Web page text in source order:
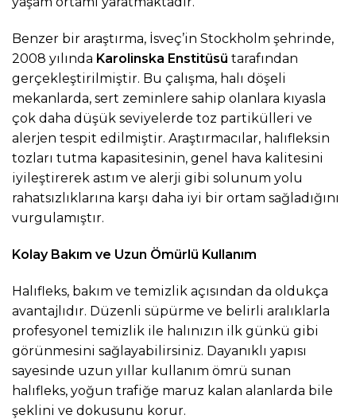
Benzer bir araştırma, İsveç’in Stockholm şehrinde,
2008 yılında Karolinska Enstitüsü tarafından
gerçekleştirilmiştir. Bu çalışma, halı döşeli
mekanlarda, sert zeminlere sahip olanlara kıyasla
çok daha düşük seviyelerde toz partikülleri ve
alerjen tespit edilmiştir. Araştırmacılar, halıfleksin
tozları tutma kapasitesinin, genel hava kalitesini
iyileştirerek astım ve alerji gibi solunum yolu
rahatsızlıklarına karşı daha iyi bir ortam sağladığını
vurgulamıştır.
Kolay Bakım ve Uzun Ömürlü Kullanım
Halıfleks, bakım ve temizlik açısından da oldukça
avantajlıdır. Düzenli süpürme ve belirli aralıklarla
profesyonel temizlik ile halınızın ilk günkü gibi
görünmesini sağlayabilirsiniz. Dayanıklı yapısı
sayesinde uzun yıllar kullanım ömrü sunan
halıfleks, yoğun trafiğe maruz kalan alanlarda bile
şeklini ve dokusunu korur.